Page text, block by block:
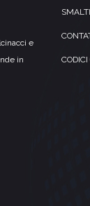
e
in
CODICI